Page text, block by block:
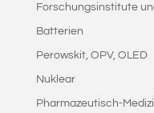
Forschungsinstitute
Batterien
Perowskit, OPV, OLED
Nuklear
Pharmazeutisch-